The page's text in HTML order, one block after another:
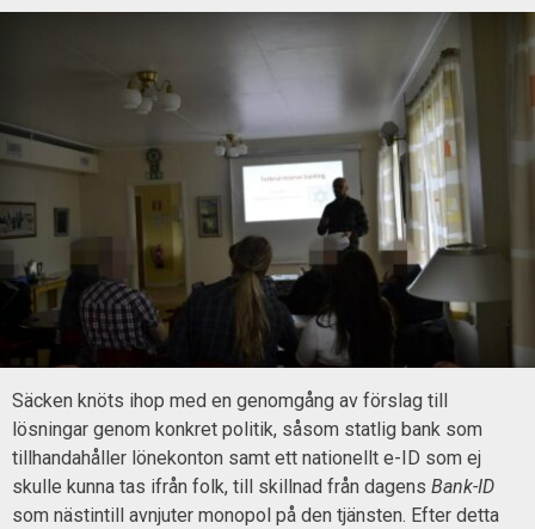
Säcken knöts ihop med en genomgång av förslag till
lösningar genom konkret politik, såsom statlig bank som
tillhandahåller lönekonton samt ett nationellt e-ID som ej
skulle kunna tas ifrån folk, till skillnad från dagens Bank-ID
som nästintill avnjuter monopol på den tjänsten. Efter detta